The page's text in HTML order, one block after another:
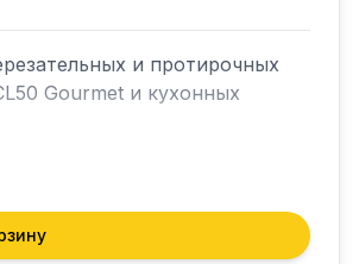
и протирочных
Gourmet и кухонных
оборудованием просим